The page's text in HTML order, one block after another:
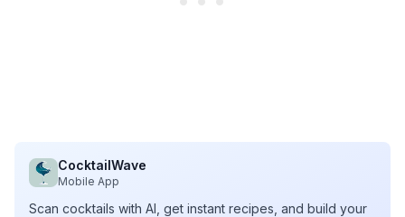
CocktailWave
Mobile App
Scan cocktails with AI, get instant recipes, and build your